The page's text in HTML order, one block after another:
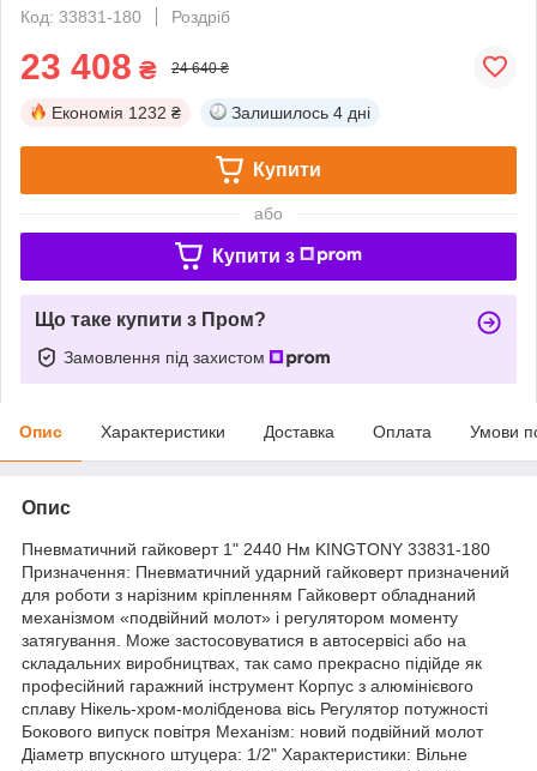
Код: 33831-180
Роздріб
23 408 ₴ 24 640 ₴
Економія 1232 ₴ Залишилось 4 дні
Купити
або
Купити з
Що таке купити з Пром?
Замовлення під захистом
Опис Характеристики Доставка Оплата Умови
Опис
Пневматичний гайковерт 1" 2440 Нм KINGTONY 33831-180
Призначення: Пневматичний ударний гайковерт призначений
для роботи з нарізним кріпленням Гайковерт обладнаний
механізмом «подвійний молот» і регулятором моменту
затягування. Може застосовуватися в автосервісі або на
складальних виробництвах, так само прекрасно підійде як
професійний гаражний інструмент Корпус з алюмінієвого
сплаву Нікель-хром-молібденова вісь Регулятор потужності
Бокового випуск повітря Механізм: новий подвійний молот
Діаметр впускного штуцера: 1/2" Характеристики: Вільне